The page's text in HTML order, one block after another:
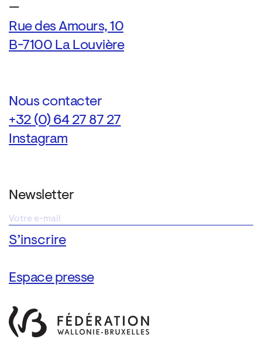
—
Rue des Amours, 10
B-7100 La Louvière
Nous contacter
+32 (0) 64 27 87 27
Instagram
Newsletter
Espace presse